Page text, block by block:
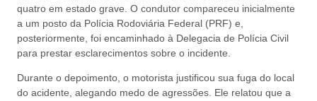
quatro em estado grave. O condutor compareceu inicialmente
a um posto da Polícia Rodoviária Federal (PRF) e,
posteriormente, foi encaminhado à Delegacia de Polícia Civil
para prestar esclarecimentos sobre o incidente.
Durante o depoimento, o motorista justificou sua fuga do local
do acidente, alegando medo de agressões. Ele relatou que a